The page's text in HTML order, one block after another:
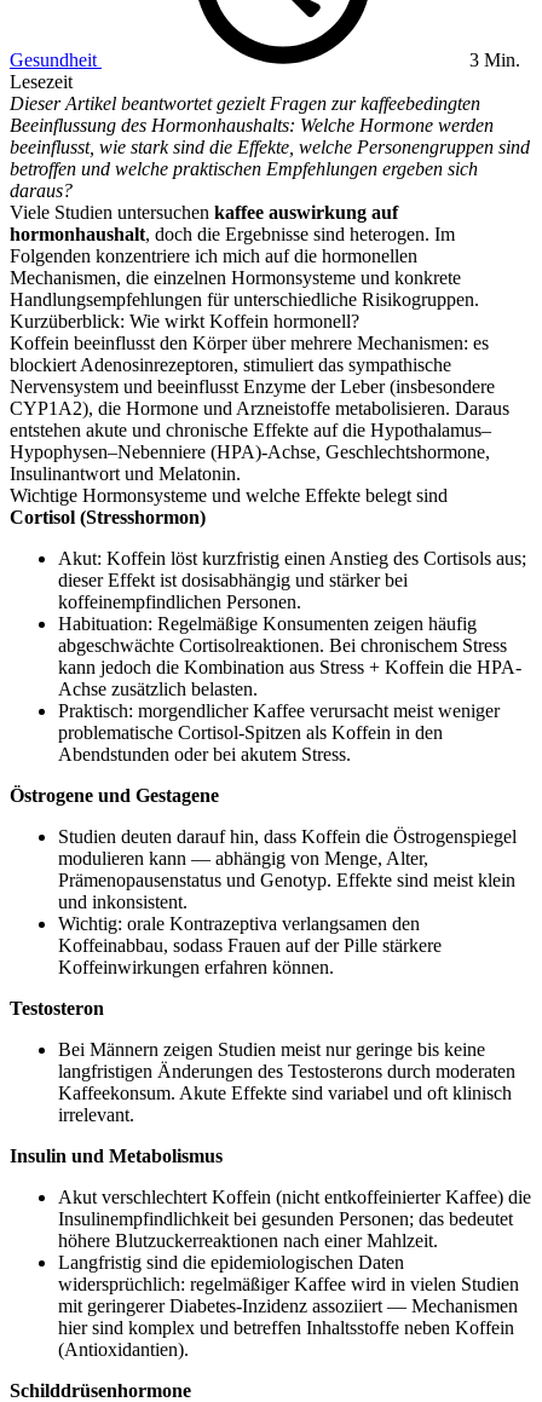
Gesundheit
3 Min.
Lesezeit
Dieser Artikel beantwortet gezielt Fragen zur kaffeebedingten
Beeinflussung des Hormonhaushalts: Welche Hormone werden
beeinflusst, wie stark sind die Effekte, welche Personengruppen sind
betroffen und welche praktischen Empfehlungen ergeben sich
daraus?
Viele Studien untersuchen kaffee auswirkung auf
hormonhaushalt, doch die Ergebnisse sind heterogen. Im
Folgenden konzentriere ich mich auf die hormonellen
Mechanismen, die einzelnen Hormonsysteme und konkrete
Handlungsempfehlungen für unterschiedliche Risikogruppen.
Kurzüberblick: Wie wirkt Koffein hormonell?
Koffein beeinflusst den Körper über mehrere Mechanismen: es
blockiert Adenosinrezeptoren, stimuliert das sympathische
Nervensystem und beeinflusst Enzyme der Leber (insbesondere
CYP1A2), die Hormone und Arzneistoffe metabolisieren. Daraus
entstehen akute und chronische Effekte auf die Hypothalamus–
Hypophysen–Nebenniere (HPA)-Achse, Geschlechtshormone,
Insulinantwort und Melatonin.
Wichtige Hormonsysteme und welche Effekte belegt sind
Cortisol (Stresshormon)
Akut: Koffein löst kurzfristig einen Anstieg des Cortisols aus;
dieser Effekt ist dosisabhängig und stärker bei
koffeinempfindlichen Personen.
Habituation: Regelmäßige Konsumenten zeigen häufig
abgeschwächte Cortisolreaktionen. Bei chronischem Stress
kann jedoch die Kombination aus Stress + Koffein die HPA-
Achse zusätzlich belasten.
Praktisch: morgendlicher Kaffee verursacht meist weniger
problematische Cortisol-Spitzen als Koffein in den
Abendstunden oder bei akutem Stress.
Östrogene und Gestagene
Studien deuten darauf hin, dass Koffein die Östrogenspiegel
modulieren kann — abhängig von Menge, Alter,
Prämenopausenstatus und Genotyp. Effekte sind meist klein
und inkonsistent.
Wichtig: orale Kontrazeptiva verlangsamen den
Koffeinabbau, sodass Frauen auf der Pille stärkere
Koffeinwirkungen erfahren können.
Testosteron
Bei Männern zeigen Studien meist nur geringe bis keine
langfristigen Änderungen des Testosterons durch moderaten
Kaffeekonsum. Akute Effekte sind variabel und oft klinisch
irrelevant.
Insulin und Metabolismus
Akut verschlechtert Koffein (nicht entkoffeinierter Kaffee) die
Insulinempfindlichkeit bei gesunden Personen; das bedeutet
höhere Blutzuckerreaktionen nach einer Mahlzeit.
Langfristig sind die epidemiologischen Daten
widersprüchlich: regelmäßiger Kaffee wird in vielen Studien
mit geringerer Diabetes-Inzidenz assoziiert — Mechanismen
hier sind komplex und betreffen Inhaltsstoffe neben Koffein
(Antioxidantien).
Schilddrüsenhormone